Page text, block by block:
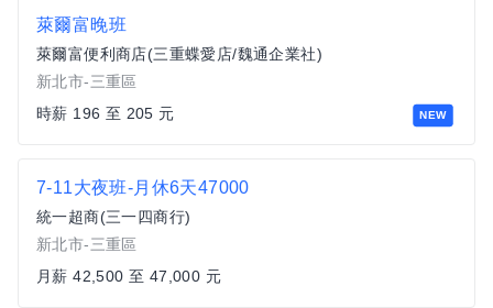
NEW
萊爾富晚班
萊爾富便利商店(三重蝶愛店/魏通企業社)
新北市-三重區
時薪 196 至 205 元
7-11大夜班-月休6天47000
統一超商(三一四商行)
新北市-三重區
月薪 42,500 至 47,000 元